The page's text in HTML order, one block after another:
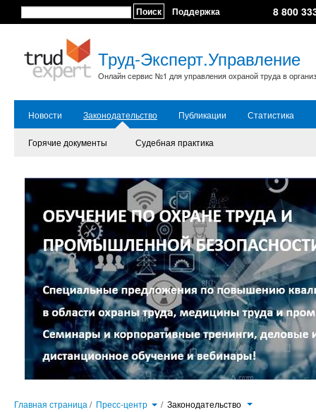
Поиск Поддержка 8 800
Труд-Эксперт.Управление
Онлайн сервис №1 для управления охраной труда в
Новости Законодательство Публикации Статистика
Горячие документы Судебная практика
Главная страница / Пресс-центр / Законодательство